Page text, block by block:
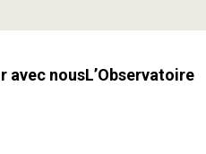
avec nous l’Observatoire